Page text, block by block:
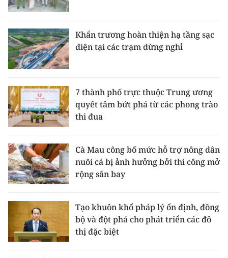
Khẩn trương hoàn thiện hạ tầng sạc
điện tại các trạm dừng nghỉ
7 thành phố trực thuộc Trung ương
quyết tâm bứt phá từ các phong trào
thi đua
Cà Mau công bố mức hỗ trợ nông dân
nuôi cá bị ảnh hưởng bởi thi công mở
rộng sân bay
Tạo khuôn khổ pháp lý ổn định, đồng
bộ và đột phá cho phát triển các đô
thị đặc biệt